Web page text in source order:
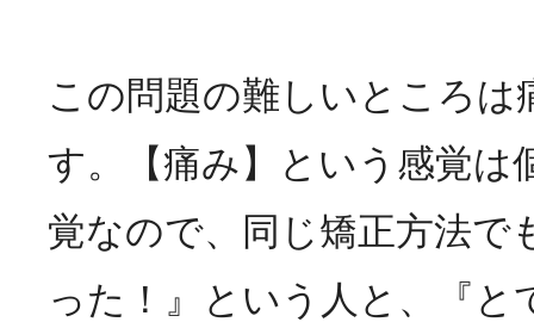
この問題の難しいところは
す。【痛み】という感覚は
覚なので、同じ矯正方法で
った！』という人と、『と